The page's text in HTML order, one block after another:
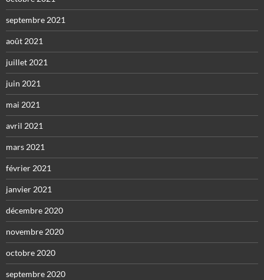
septembre 2021
août 2021
juillet 2021
juin 2021
mai 2021
avril 2021
mars 2021
février 2021
janvier 2021
décembre 2020
novembre 2020
octobre 2020
septembre 2020